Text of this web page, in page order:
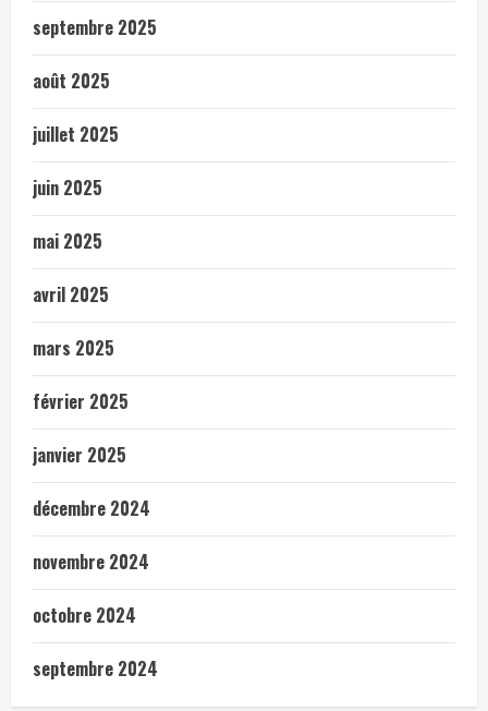
septembre 2025
août 2025
juillet 2025
juin 2025
mai 2025
avril 2025
mars 2025
février 2025
janvier 2025
décembre 2024
novembre 2024
octobre 2024
septembre 2024